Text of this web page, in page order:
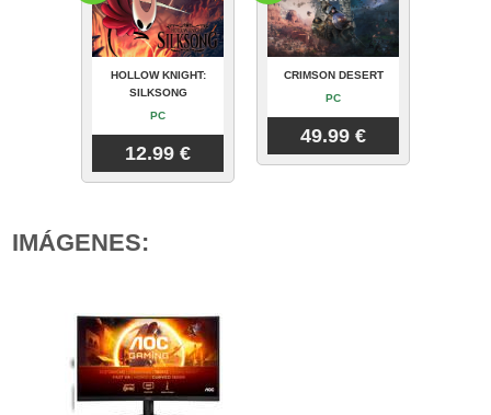
HOLLOW KNIGHT:
SILKSONG
PC
12.99 €
CRIMSON DESERT
PC
49.99 €
IMÁGENES: